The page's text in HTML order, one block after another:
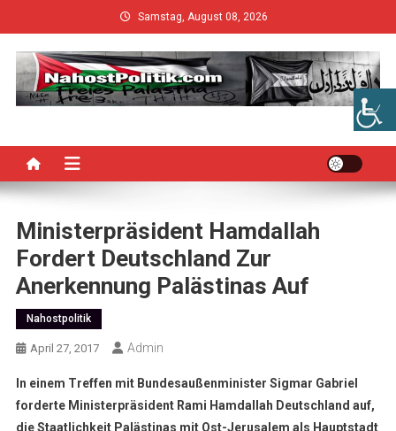
to
content
Samstag, August 08, 2026
Ministerpräsident Hamdallah
Fordert Deutschland Zur
Anerkennung Palästinas Auf
Nahostpolitik
April 27, 2017 Admin
In einem Treffen mit Bundesaußenminister Sigmar Gabriel
forderte Ministerpräsident Rami Hamdallah Deutschland auf,
die Staatlichkeit Palästinas mit Ost-Jerusalem als Hauptstadt